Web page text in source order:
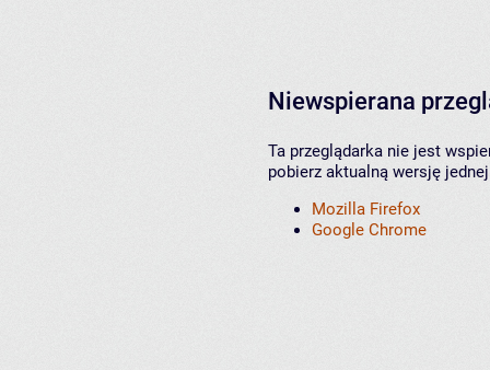
Niewspierana
Ta przeglądarka nie jest
pobierz aktualną wersję
Mozilla Firefox
Google Chrome